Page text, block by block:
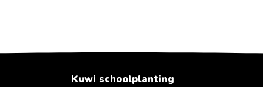
Kuwi schoolplanting